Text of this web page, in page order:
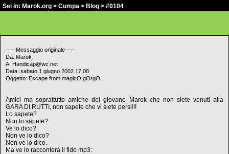
Sei in: Marok.org > Cumpa > Blog > #0104
-----Messaggio originale-----
Da: Marok
A: Handicap@wc.net
Data: sabato 1 giugno 2002 17.08
Oggetto: Escape from magicO gOrgO
Amici ma soprattutto amiche del giovane Marok che non siete venuti alla
GARA DI RUTTI, non sapete che vi siete persi!!!
Lo sapete?
Non lo sapete?
Ve lo dico?
Non ve lo dico?
Non ve lo dico.
Ma ve lo racconterà il fido mp3: